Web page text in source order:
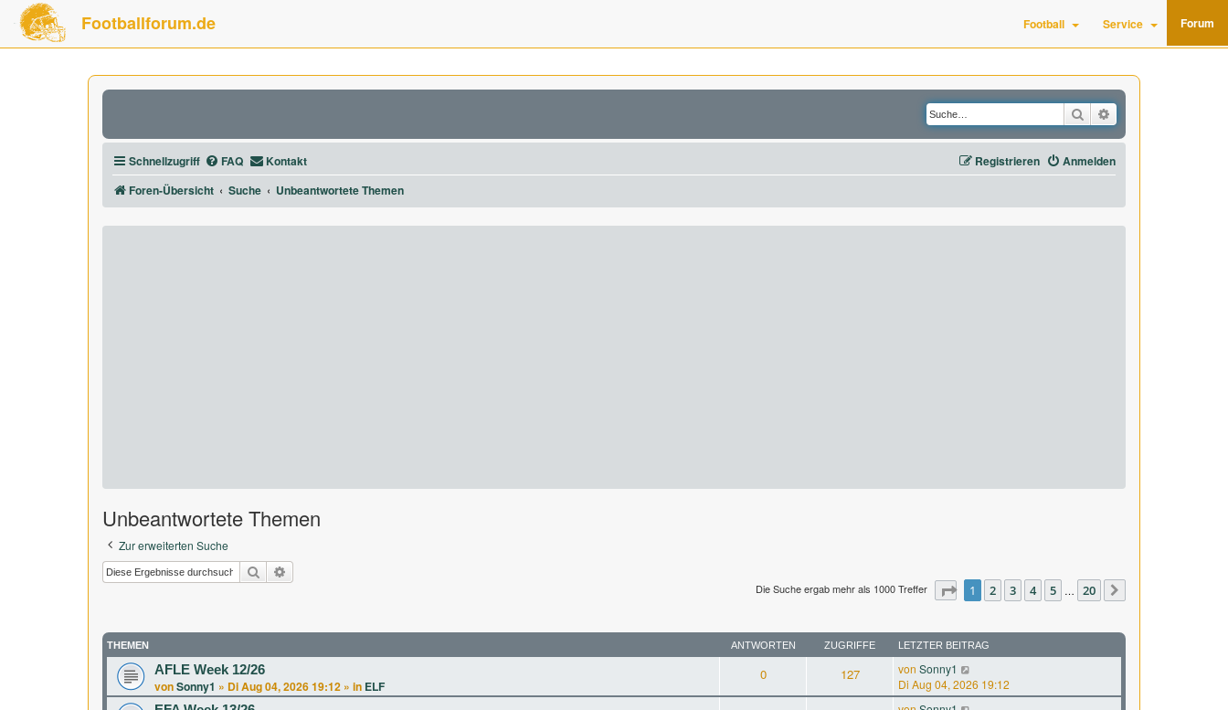
Footballforum.de Football Service Forum
Suche
Schnellzugriff FAQ Kontakt Anmelden
Registrieren
Foren-Übersicht
Suche Unbeantwortete Themen
Unbeantwortete Themen
Zur erweiterten Suche
Suche
Die Suche ergab mehr als 1000 Treffer Seite 1von 20
1 2 3 4 5 … 20
THEMEN ANTWORTEN ZUGRIFFE LETZTER BEITRAG
AFLE Week 12/26
vonSonny1 » Di Aug 04, 2026 19:12 » in ELF
0 127 von Sonny1
Di Aug 04, 2026 19:12